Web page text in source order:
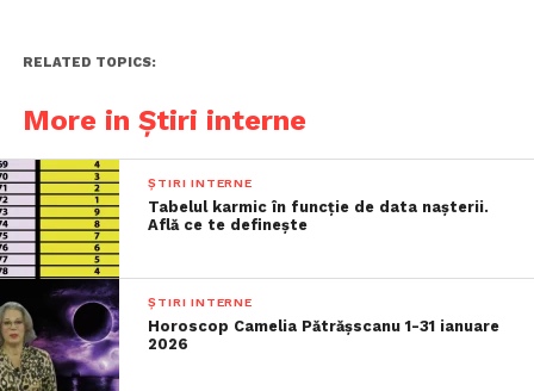
RELATED TOPICS:
More in Știri interne
ȘTIRI INTERNE
Tabelul karmic în funcție de data nașterii.
Află ce te definește
ȘTIRI INTERNE
Horoscop Camelia Pătrășscanu 1-31 ianuare
2026